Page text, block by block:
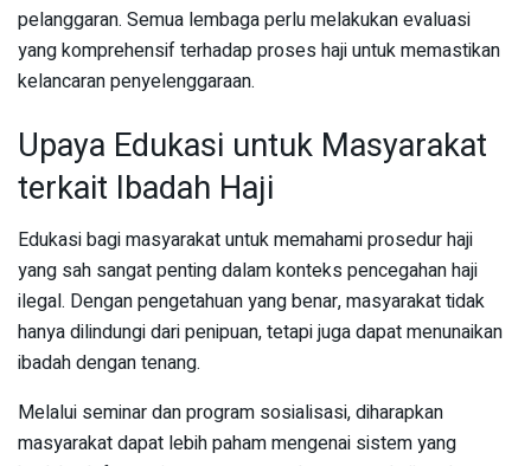
pelanggaran. Semua lembaga perlu melakukan evaluasi
yang komprehensif terhadap proses haji untuk memastikan
kelancaran penyelenggaraan.
Upaya Edukasi untuk Masyarakat
terkait Ibadah Haji
Edukasi bagi masyarakat untuk memahami prosedur haji
yang sah sangat penting dalam konteks pencegahan haji
ilegal. Dengan pengetahuan yang benar, masyarakat tidak
hanya dilindungi dari penipuan, tetapi juga dapat menunaikan
ibadah dengan tenang.
Melalui seminar dan program sosialisasi, diharapkan
masyarakat dapat lebih paham mengenai sistem yang